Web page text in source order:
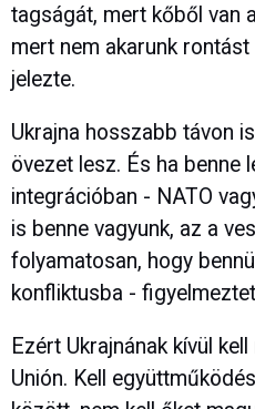
tagságát, mert kőből van
mert nem akarunk
jelezte.
Ukrajna hosszabb távon
övezet lesz. És ha benne
integrációban - NATO
is benne vagyunk, az a
folyamatosan, hogy
konfliktusba -
Ezért Ukrajnának kívül
Unión. Kell